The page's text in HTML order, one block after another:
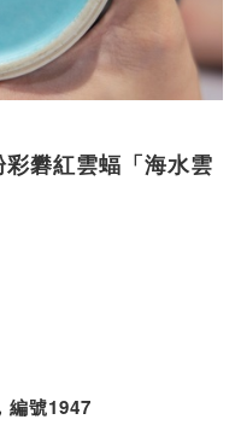
礬紅雲蝠「海水雲
編號1947